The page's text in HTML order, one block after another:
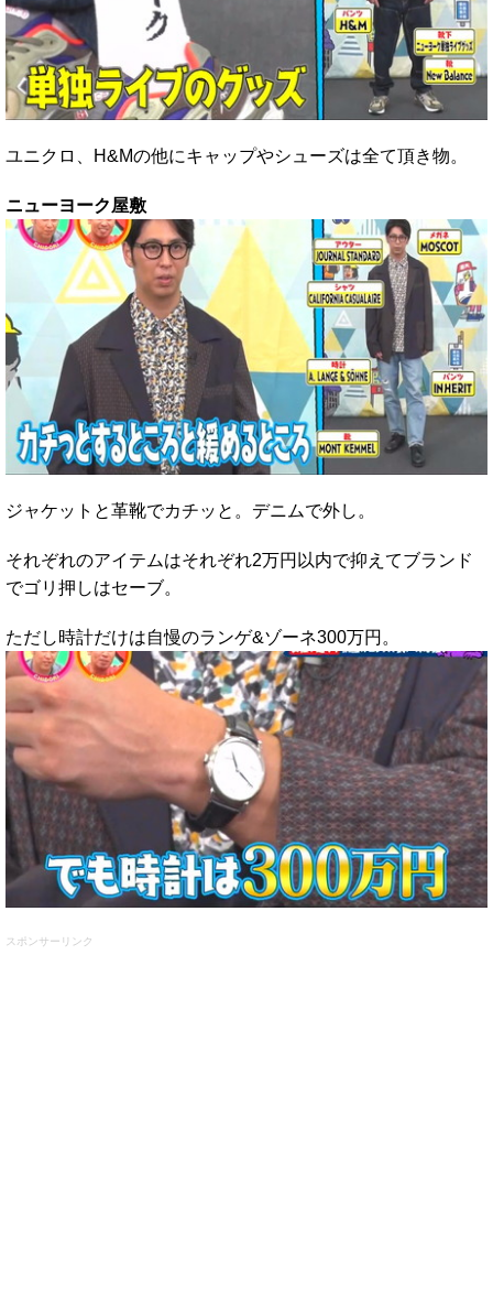
ユニクロ、H&Mの他にキャップやシューズは全て頂き物。
ニューヨーク屋敷
ジャケットと革靴でカチッと。デニムで外し。
それぞれのアイテムはそれぞれ2万円以内で抑えてブランド
でゴリ押しはセーブ。
ただし時計だけは自慢のランゲ&ゾーネ300万円。
スポンサーリンク